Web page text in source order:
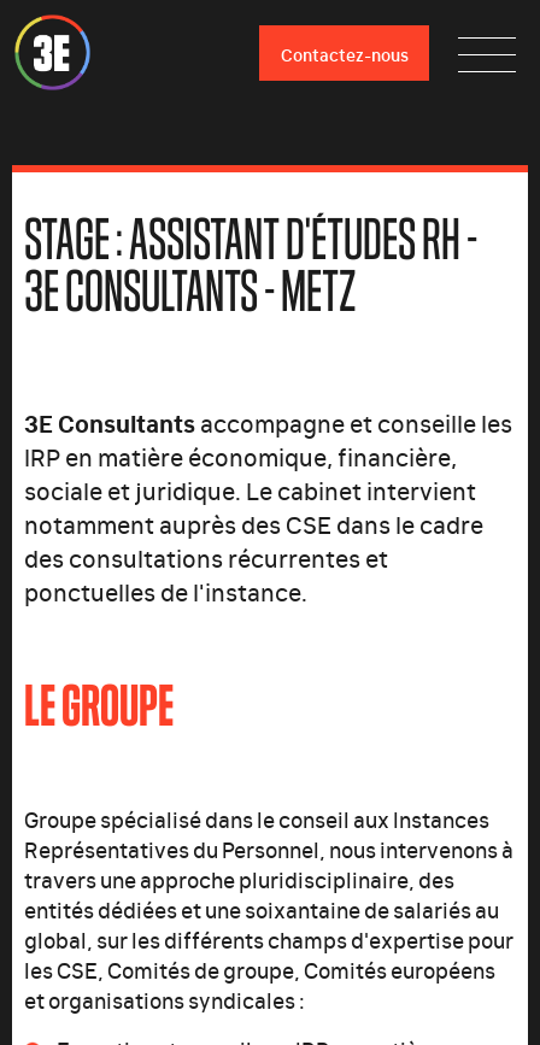
Contactez-nous
STAGE : ASSISTANT D'ÉTUDES RH -
3E CONSULTANTS - METZ
3E Consultantsaccompagne et conseille les
IRP en matière économique, financière,
sociale et juridique. Le cabinet intervient
notamment auprès des CSE dans le cadre
des consultations récurrentes et
ponctuelles de l'instance.
LE GROUPE
Groupe spécialisé dans le conseil aux Instances
Représentatives du Personnel, nous intervenons à
travers une approche pluridisciplinaire, des
entités dédiées et une soixantaine de salariés au
global, sur les différents champs d'expertise pour
les CSE, Comités de groupe, Comités européens
et organisations syndicales :